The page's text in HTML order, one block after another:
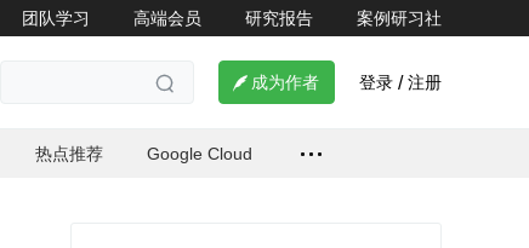
团队学习 高端会员 研究报告 案例研习社
  成为作者 登录 / 注册
热点推荐 Google Cloud